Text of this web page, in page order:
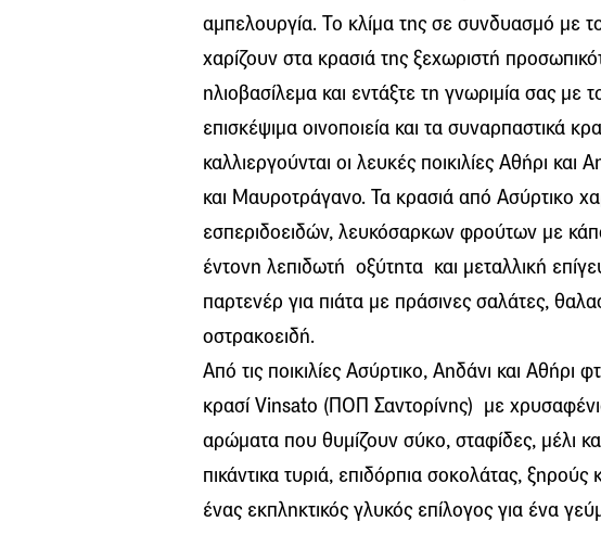
αμπελουργία. Το κλίμα της σε συνδυασμό με
χαρίζουν στα κρασιά της ξεχωριστή
ηλιοβασίλεμα και εντάξτε τη γνωριμία σας με
επισκέψιμα οινοποιεία και τα συναρπαστικά
καλλιεργούνται οι λευκές ποικιλίες Αθήρι
και Μαυροτράγανο. Τα κρασιά από Ασύρτικο
εσπεριδοειδών, λευκόσαρκων φρούτων με
έντονη λεπιδωτή οξύτητα και μεταλλική
παρτενέρ για πιάτα με πράσινες σαλάτες,
οστρακοειδή.
Από τις ποικιλίες Ασύρτικο, Αηδάνι και Αθήρι
κρασί Vinsato (ΠΟΠ Σαντορίνης) με
αρώματα που θυμίζουν σύκο, σταφίδες, μέλι
πικάντικα τυριά, επιδόρπια σοκολάτας, ξηρούς
ένας εκπληκτικός γλυκός επίλογος για ένα